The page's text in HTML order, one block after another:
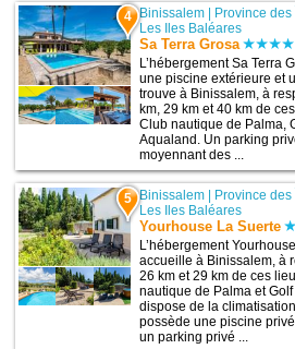
4 Binissalem Province
Les Iles Baléares
Sa Terra Grosa
L’hébergement Sa Terra
une piscine extérieure et
trouve à Binissalem, à
km, 29 km et 40 km de
Club nautique de Palma,
Aqualand. Un parking
moyennant des ...
5 Binissalem | Province
Les Iles Baléares
Yourhouse La Suerte
L’hébergement
accueille à Binissalem, à
26 km et 29 km de ces
nautique de Palma et
dispose de la
possède une piscine
un parking privé ...